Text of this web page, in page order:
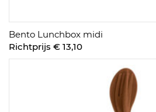
Bento Lunchbox midi
Richtprijs € 13,10